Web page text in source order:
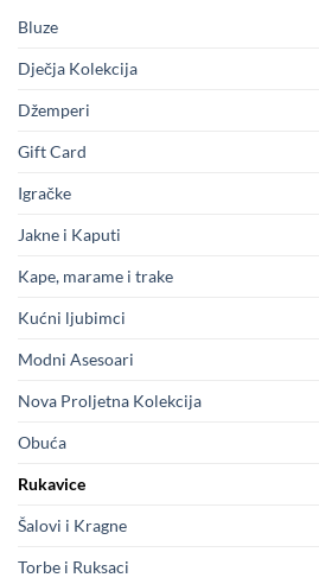
Bluze
Dječja Kolekcija
Džemperi
Gift Card
Igračke
Jakne i Kaputi
Kape, marame i trake
Kućni ljubimci
Modni Asesoari
Nova Proljetna Kolekcija
Obuća
Rukavice
Šalovi i Kragne
Torbe i Ruksaci